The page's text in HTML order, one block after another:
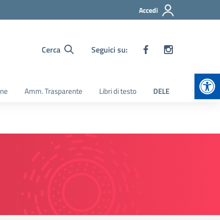
Accedi
Cerca Seguici su:
Amm. Trasparente Libri di testo DELE